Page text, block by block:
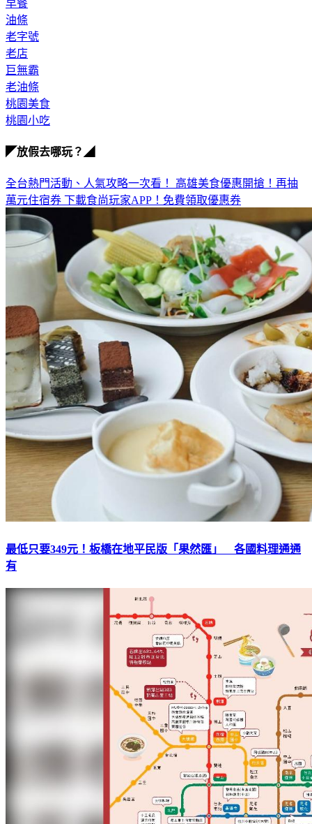
早餐
油條
老字號
老店
巨無霸
老油條
桃園美食
桃園小吃
◤放假去哪玩？◢
全台熱門活動、人氣攻略一次看！ 高雄美食優惠開搶！再抽
萬元住宿券 下載食尚玩家APP！免費領取優惠券
最低只要349元！板橋在地平民版「果然匯」 各國料理通通
有